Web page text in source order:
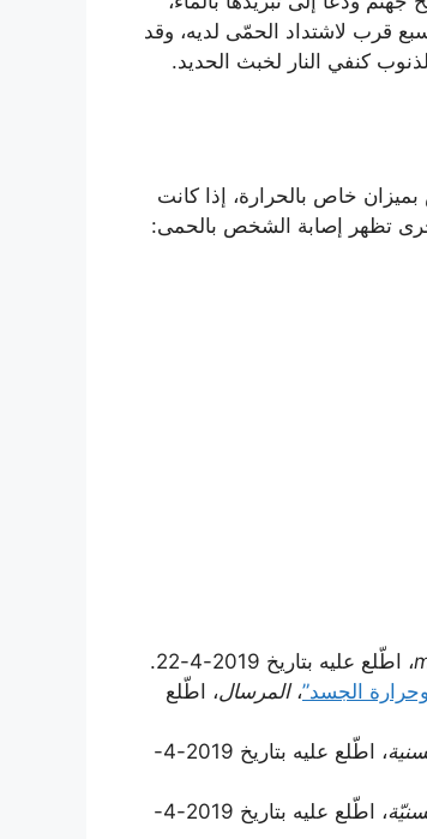
قرب لاشتداد الحمّى لديه، وقد
كنفي النار لخبث الحديد.
خاص بالحرارة، إذا كانت
، اطّلع عليه بتاريخ 2019-4-22.
الجسد”،المرسال، اطّلع
، اطّلع عليه بتاريخ 2019-4-
، اطّلع عليه بتاريخ 2019-4-